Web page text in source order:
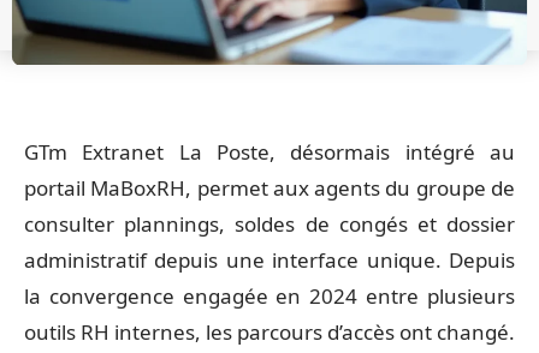
GTm Extranet La Poste, désormais intégré au
portail MaBoxRH, permet aux agents du groupe de
consulter plannings, soldes de congés et dossier
administratif depuis une interface unique. Depuis
la convergence engagée en 2024 entre plusieurs
outils RH internes, les parcours d’accès ont changé.